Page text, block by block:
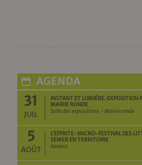
AGENDA
31
JUIL
INSTANT ET LUMIÈRE. EXPOSITION
MAIRIE RONDE
Salle des expositions - Mairie ronde
5
AOÛT
L’EFFRITE : MICRO-FESTIVAL DES
SEMER EN TERRITOIRE
Ambert